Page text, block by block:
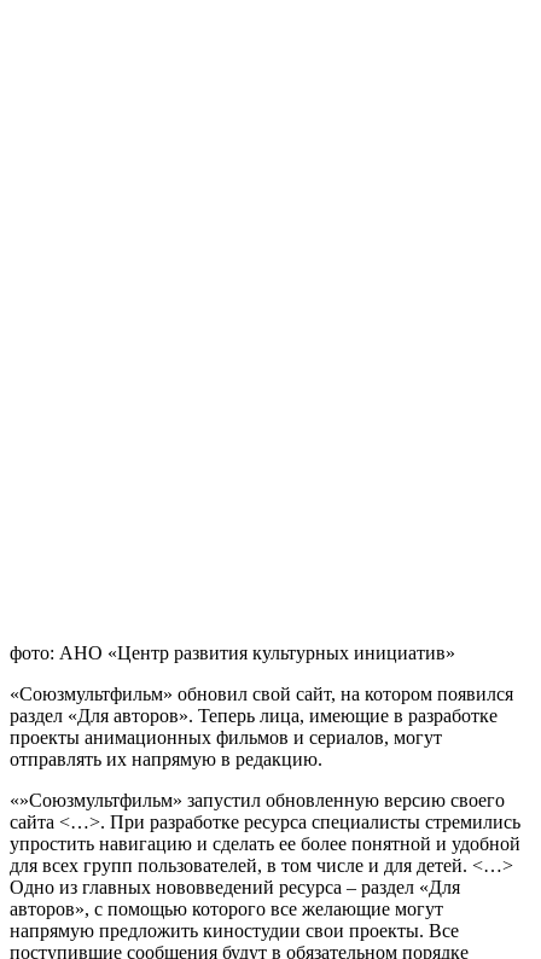
фото: АНО «Центр развития культурных инициатив»
«Союзмультфильм» обновил свой сайт, на котором появился
раздел «Для авторов». Теперь лица, имеющие в разработке
проекты анимационных фильмов и сериалов, могут
отправлять их напрямую в редакцию.
«»Союзмультфильм» запустил обновленную версию своего
сайта <…>. При разработке ресурса специалисты стремились
упростить навигацию и сделать ее более понятной и удобной
для всех групп пользователей, в том числе и для детей. <…>
Одно из главных нововведений ресурса – раздел «Для
авторов», с помощью которого все желающие могут
напрямую предложить киностудии свои проекты. Все
поступившие сообщения будут в обязательном порядке